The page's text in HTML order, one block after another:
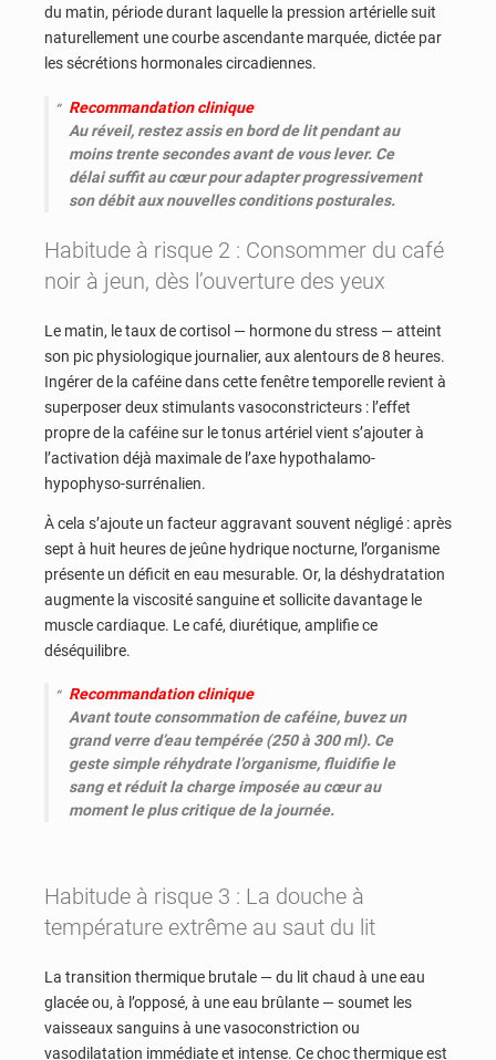
du matin, période durant laquelle la pression artérielle suit
naturellement une courbe ascendante marquée, dictée par
les sécrétions hormonales circadiennes.
Recommandation clinique
Au réveil, restez assis en bord de lit pendant au
moins trente secondes avant de vous lever. Ce
délai suffit au cœur pour adapter progressivement
son débit aux nouvelles conditions posturales.
Habitude à risque 2 : Consommer du café
noir à jeun, dès l’ouverture des yeux
Le matin, le taux de cortisol — hormone du stress — atteint
son pic physiologique journalier, aux alentours de 8 heures.
Ingérer de la caféine dans cette fenêtre temporelle revient à
superposer deux stimulants vasoconstricteurs : l’effet
propre de la caféine sur le tonus artériel vient s’ajouter à
l’activation déjà maximale de l’axe hypothalamo-
hypophyso-surrénalien.
À cela s’ajoute un facteur aggravant souvent négligé : après
sept à huit heures de jeûne hydrique nocturne, l’organisme
présente un déficit en eau mesurable. Or, la déshydratation
augmente la viscosité sanguine et sollicite davantage le
muscle cardiaque. Le café, diurétique, amplifie ce
déséquilibre.
Recommandation clinique
Avant toute consommation de caféine, buvez un
grand verre d’eau tempérée (250 à 300 ml). Ce
geste simple réhydrate l’organisme, fluidifie le
sang et réduit la charge imposée au cœur au
moment le plus critique de la journée.
Habitude à risque 3 : La douche à
température extrême au saut du lit
La transition thermique brutale — du lit chaud à une eau
glacée ou, à l’opposé, à une eau brûlante — soumet les
vaisseaux sanguins à une vasoconstriction ou
vasodilatation immédiate et intense. Ce choc thermique est